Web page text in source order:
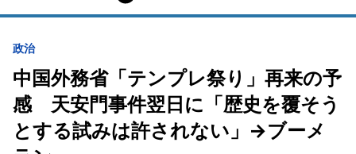
政治
中国外務省「テンプレ祭り」再来の予
感 天安門事件翌日に「歴史を覆そう
とする試みは許されない」→ブーメ